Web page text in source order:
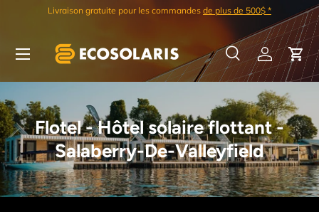
Meilleur rapport qualité/prix sur le marché
Recherche
Recherche
Se
Menu
Flotel - Hôtel solaire flottant -
Salaberry-De-Valleyfield